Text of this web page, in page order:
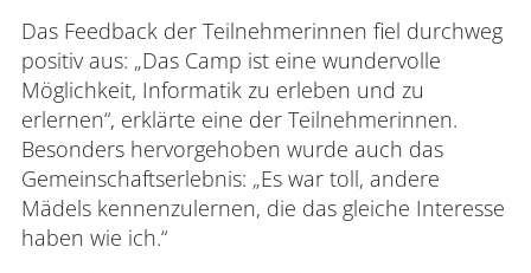
Das Feedback der Teilnehmerinnen fiel durchweg
positiv aus: „Das Camp ist eine wundervolle
Möglichkeit, Informatik zu erleben und zu
erlernen“, erklärte eine der Teilnehmerinnen.
Besonders hervorgehoben wurde auch das
Gemeinschaftserlebnis: „Es war toll, andere
Mädels kennenzulernen, die das gleiche Interesse
haben wie ich.“